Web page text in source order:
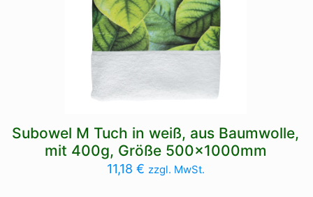
Subowel M Tuch in weiß, aus Baumwolle,
mit 400g, Größe 500x1000mm
11,18 € zzgl. MwSt.